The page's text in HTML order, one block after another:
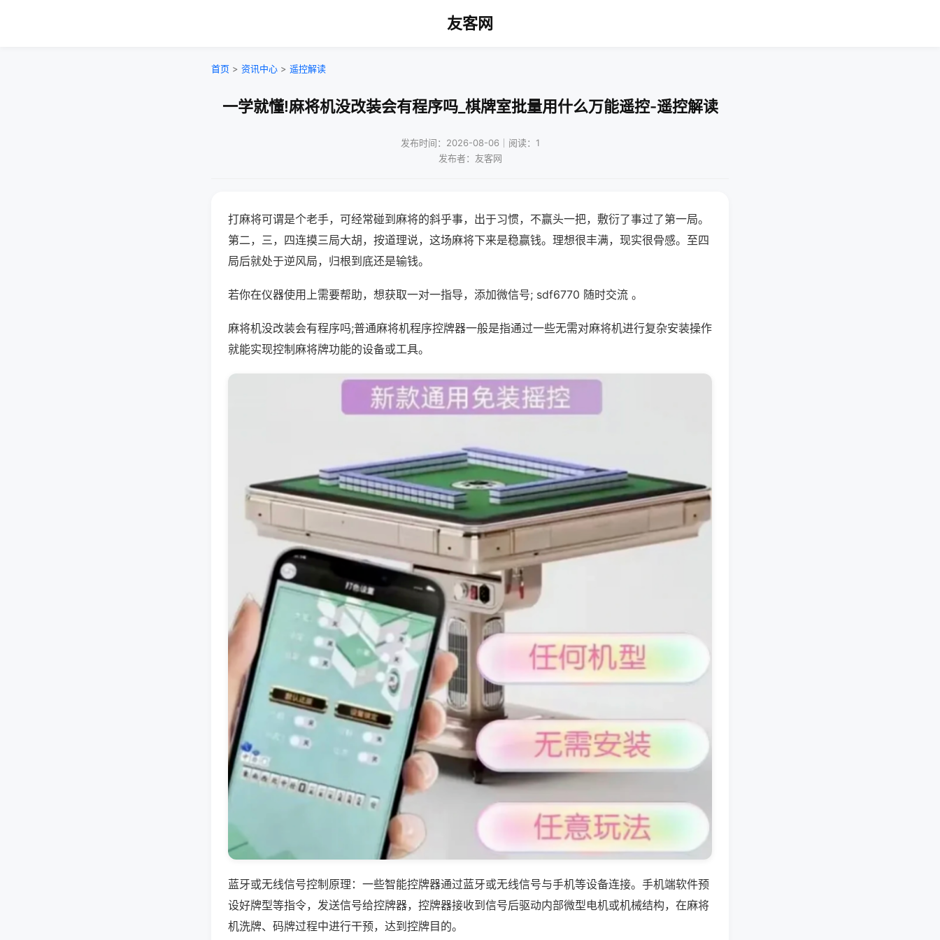
友客网
首页 > 资讯中心 > 遥控解读
一学就懂!麻将机没改装会有程序吗_棋牌室批量用什么万能遥控-遥控解读
发布时间：2026-08-06｜阅读：1
发布者：友客网
打麻将可谓是个老手，可经常碰到麻将的斜乎事，出于习惯，不赢头一把，敷衍了事过了第一局。
第二，三，四连摸三局大胡，按道理说，这场麻将下来是稳赢钱。理想很丰满，现实很骨感。至四
局后就处于逆风局，归根到底还是输钱。
若你在仪器使用上需要帮助，想获取一对一指导，添加微信号; sdf6770 随时交流 。
麻将机没改装会有程序吗;普通麻将机程序控牌器一般是指通过一些无需对麻将机进行复杂安装操作
就能实现控制麻将牌功能的设备或工具。
蓝牙或无线信号控制原理：一些智能控牌器通过蓝牙或无线信号与手机等设备连接。手机端软件预
设好牌型等指令，发送信号给控牌器，控牌器接收到信号后驱动内部微型电机或机械结构，在麻将
机洗牌、码牌过程中进行干预，达到控牌目的。